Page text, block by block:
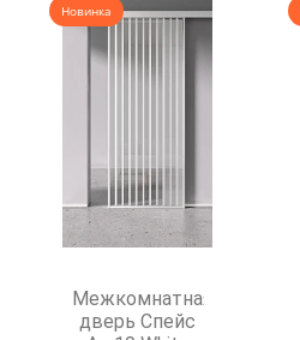
Новинка
Межкомнатная
дверь Спейс